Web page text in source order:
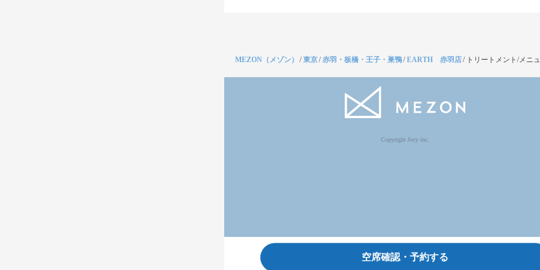
MEZON（メゾン） /東京/赤羽・板橋・王子・巣鴨/EARTH 赤羽店/ トリートメント/メニ
Copyright Jocy inc.
空席確認・予約する